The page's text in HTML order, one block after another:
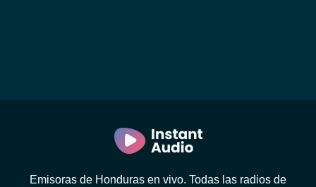
Emisoras de Honduras en vivo. Todas las radios de